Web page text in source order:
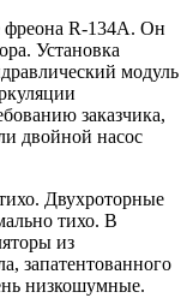
фреона R-134A. Он
Установка
модуль
заказчика,
двойной насос
Двухроторные
тихо. В
из
запатентованного
низкошумные.